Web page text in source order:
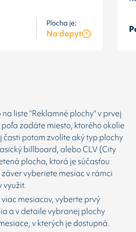
Plocha je:
Na dopyt
liste "Reklamné plochy" v prvej
zadáte miesto, ktorého okolie
časti potom zvolíte aký typ plochy
billboard, alebo CLV (City
plocha, ktorá je súčasťou
vyberiete mesiac v rámci
využit.
mesiacov, vyberte prvý
a v detaile vybranej plochy
v kterých je dostupná.